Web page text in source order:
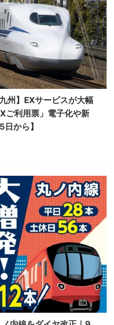
州】EXサービスが大幅
ご利用票」電子化や新
から】